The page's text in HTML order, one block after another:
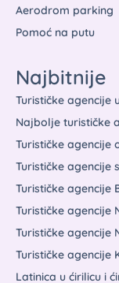
Aerodrom parking
Pomoć na putu
Najbitnije
Turističke agencije
Najbolje turističke
Turističke agencije
Turističke agencije
Turističke agencije
Turističke agencije
Turističke agencije
Turističke agencije
Latinica u ćirilicu i